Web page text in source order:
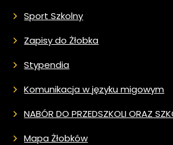
Sport Szkolny
Zapisy do Żłobka
Stypendia
Komunikacja w języku migowym
NABÓR DO PRZEDSZKOLI ORAZ
Mapa Żłobków